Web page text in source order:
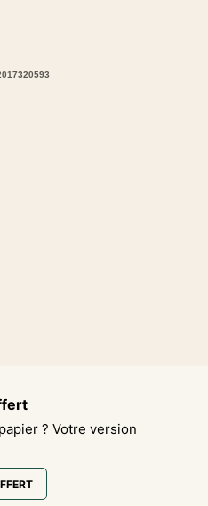
? Votre version